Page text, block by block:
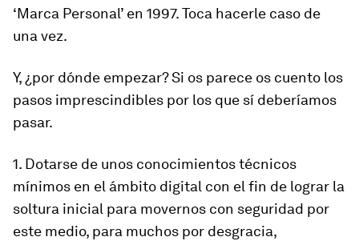
‘Marca Personal’ en 1997. Toca hacerle caso de
una vez.
Y, ¿por dónde empezar? Si os parece os cuento los
pasos imprescindibles por los que sí deberíamos
pasar.
1. Dotarse de unos conocimientos técnicos
mínimos en el ámbito digital con el fin de lograr la
soltura inicial para movernos con seguridad por
este medio, para muchos por desgracia,